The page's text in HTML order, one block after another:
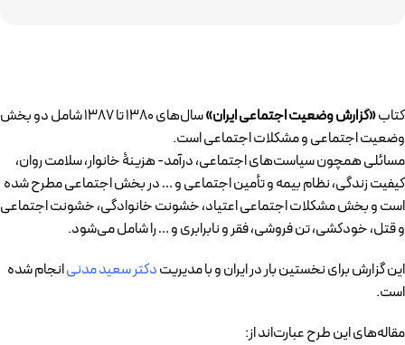
کتاب«گزارش وضعیت اجتماعی ایران»
سال‌های 1380 تا 1387 شامل دو بخش
وضعیت اجتماعی و مشکلات اجتماعی است.
مسائلی همچون سياست­‌های اجتماعی، درآمد- هزينۀ خانوار، سلامت روان،
كيفيت زندگی، نظام بيمه و تأمين اجتماعی و … در بخش اجتماعی مطرح شده
است و بخش مشکلات اجتماعی اعتياد، خشونت خانوادگی، خشونت­ اجتماعی
و قتل، خودكشی، تن فروشی، فقر و نابرابری و … را شامل می‌شود.
این گزارش برای نخستین بار در ایران و با مدیریتدکتر سعید مدنیانجام شده
است.
مقاله‌های این طرح عبارت‌اند از: